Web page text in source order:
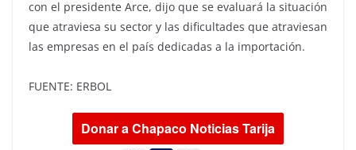
con el presidente Arce, dijo que se evaluará la situación
que atraviesa su sector y las dificultades que atraviesan
las empresas en el país dedicadas a la importación.
FUENTE: ERBOL